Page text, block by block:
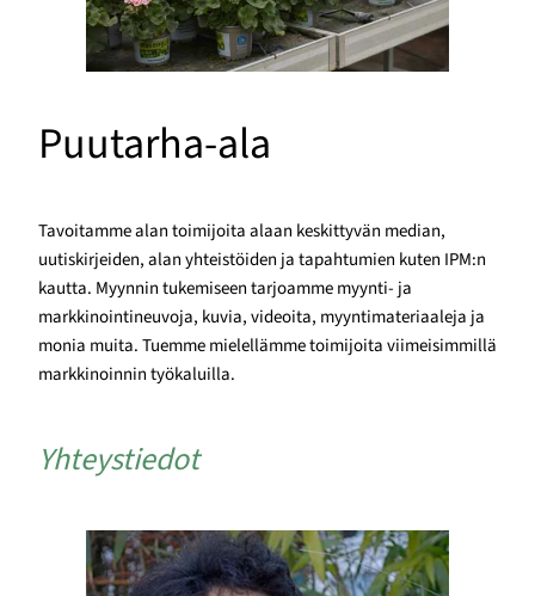
Puutarha-ala
Tavoitamme alan toimijoita alaan keskittyvän median,
uutiskirjeiden, alan yhteistöiden ja tapahtumien kuten IPM:n
kautta. Myynnin tukemiseen tarjoamme myynti- ja
markkinointineuvoja, kuvia, videoita, myyntimateriaaleja ja
monia muita. Tuemme mielellämme toimijoita viimeisimmillä
markkinoinnin työkaluilla.
Yhteystiedot